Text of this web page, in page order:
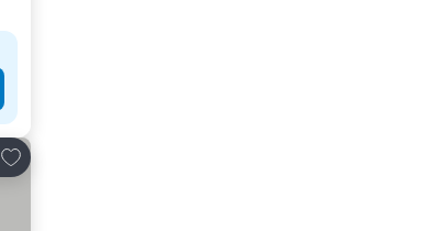
Lisää suosikkeihin